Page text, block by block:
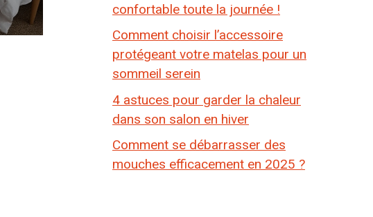
confortable toute la journée !
Comment choisir l’accessoire
protégeant votre matelas pour un
sommeil serein
4 astuces pour garder la chaleur
dans son salon en hiver
Comment se débarrasser des
mouches efficacement en 2025 ?